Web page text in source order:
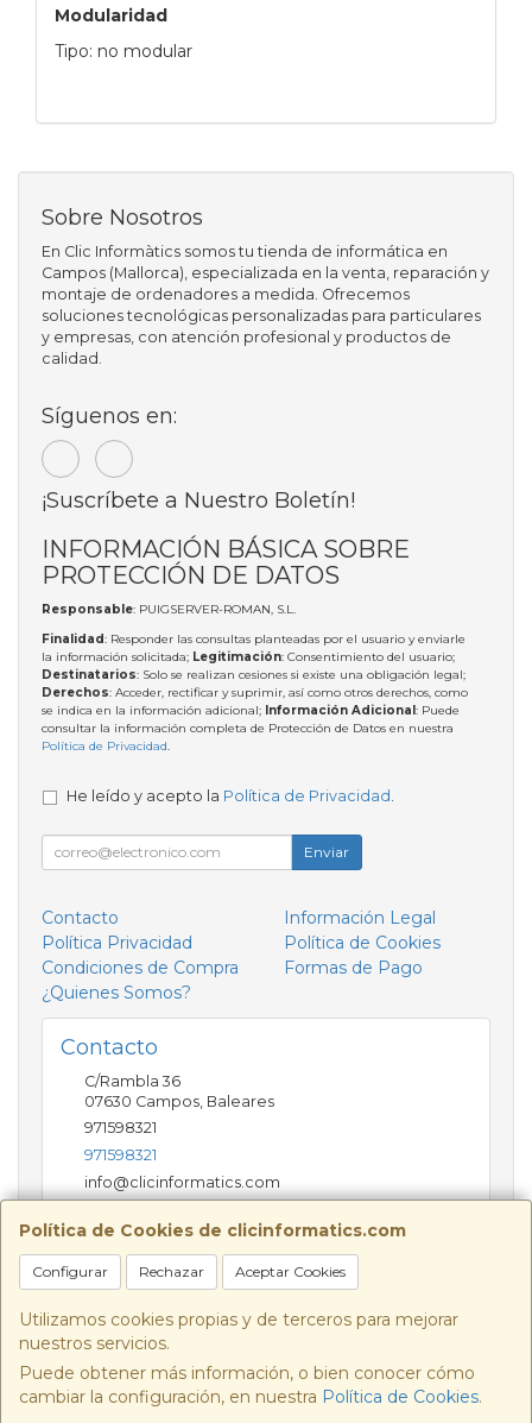
Modularidad
Tipo: no modular
Política de Cookies de clicinformatics.com
Configurar Rechazar Aceptar Cookies
Utilizamos cookies propias y de terceros para mejorar
nuestros servicios.
Puede obtener más información, o bien conocer cómo
cambiar la configuración, en nuestra Política de Cookies.
Sobre Nosotros
En Clic Informàtics somos tu tienda de informática en
Campos (Mallorca), especializada en la venta, reparación y
montaje de ordenadores a medida. Ofrecemos
soluciones tecnológicas personalizadas para particulares
y empresas, con atención profesional y productos de
calidad.
Síguenos en:
¡Suscríbete a Nuestro Boletín!
INFORMACIÓN BÁSICA SOBRE
PROTECCIÓN DE DATOS
Responsable: PUIGSERVER-ROMAN, S.L.
Finalidad: Responder las consultas planteadas por el usuario y enviarle
la información solicitada; Legitimación: Consentimiento del usuario;
Destinatarios: Solo se realizan cesiones si existe una obligación legal;
Derechos: Acceder, rectificar y suprimir, así como otros derechos, como
se indica en la información adicional; Información Adicional: Puede
consultar la información completa de Protección de Datos en nuestra
Política de Privacidad.
He leído y acepto la Política de Privacidad
Enviar
Contacto
Información Legal
Política Privacidad
Política de Cookies
Condiciones de Compra
Formas de Pago
¿Quienes Somos?
Contacto
C/Rambla 36
07630 Campos Baleares
971598321
971598321
info@clicinformatics.com
Horario
De lunes a viernes 9:00-13:30/16:00-19:30 Sábados
10:00-13:00
, , , , España. - C.I.F.: B57693244 - Tfno: